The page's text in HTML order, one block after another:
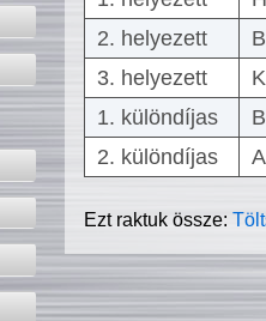
2. helyezett
3. helyezett
1. különdíjas
2. különdíjas
Ezt raktuk össze: